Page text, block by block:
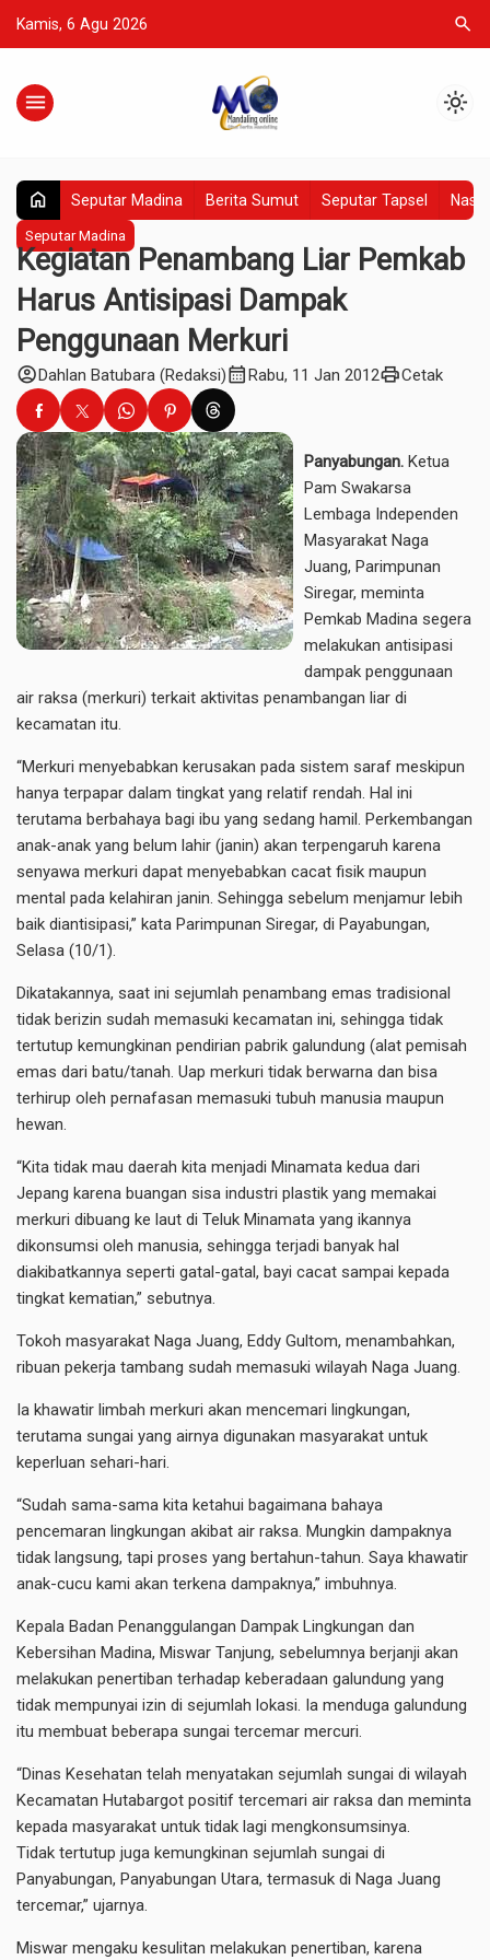
Kamis, 6 Agu 2026 search
menu light_mode
home Seputar Madina Berita Sumut Seputar Tapsel
Seputar Madina
Kegiatan Penambang Liar Pemkab
Harus Antisipasi Dampak
Penggunaan Merkuri
account_circleDahlan Batubara (Redaksi)calendar_monthRabu, 11 Jan 2012printCetak
Panyabungan. Ketua
Pam Swakarsa
Lembaga Independen
Masyarakat Naga
Juang, Parimpunan
Siregar, meminta
Pemkab Madina segera
melakukan antisipasi
dampak penggunaan
air raksa (merkuri) terkait aktivitas penambangan liar di
kecamatan itu.
“Merkuri menyebabkan kerusakan pada sistem saraf meskipun
hanya terpapar dalam tingkat yang relatif rendah. Hal ini
terutama berbahaya bagi ibu yang sedang hamil. Perkembangan
anak-anak yang belum lahir (janin) akan terpengaruh karena
senyawa merkuri dapat menyebabkan cacat fisik maupun
mental pada kelahiran janin. Sehingga sebelum menjamur lebih
baik diantisipasi,” kata Parimpunan Siregar, di Payabungan,
Selasa (10/1).
Dikatakannya, saat ini sejumlah penambang emas tradisional
tidak berizin sudah memasuki kecamatan ini, sehingga tidak
tertutup kemungkinan pendirian pabrik galundung (alat pemisah
emas dari batu/tanah. Uap merkuri tidak berwarna dan bisa
terhirup oleh pernafasan memasuki tubuh manusia maupun
hewan.
“Kita tidak mau daerah kita menjadi Minamata kedua dari
Jepang karena buangan sisa industri plastik yang memakai
merkuri dibuang ke laut di Teluk Minamata yang ikannya
dikonsumsi oleh manusia, sehingga terjadi banyak hal
diakibatkannya seperti gatal-gatal, bayi cacat sampai kepada
tingkat kematian,” sebutnya.
Tokoh masyarakat Naga Juang, Eddy Gultom, menambahkan,
ribuan pekerja tambang sudah memasuki wilayah Naga Juang.
Ia khawatir limbah merkuri akan mencemari lingkungan,
terutama sungai yang airnya digunakan masyarakat untuk
keperluan sehari-hari.
“Sudah sama-sama kita ketahui bagaimana bahaya
pencemaran lingkungan akibat air raksa. Mungkin dampaknya
tidak langsung, tapi proses yang bertahun-tahun. Saya khawatir
anak-cucu kami akan terkena dampaknya,” imbuhnya.
Kepala Badan Penanggulangan Dampak Lingkungan dan
Kebersihan Madina, Miswar Tanjung, sebelumnya berjanji akan
melakukan penertiban terhadap keberadaan galundung yang
tidak mempunyai izin di sejumlah lokasi. Ia menduga galundung
itu membuat beberapa sungai tercemar mercuri.
“Dinas Kesehatan telah menyatakan sejumlah sungai di wilayah
Kecamatan Hutabargot positif tercemari air raksa dan meminta
kepada masyarakat untuk tidak lagi mengkonsumsinya.
Tidak tertutup juga kemungkinan sejumlah sungai di
Panyabungan, Panyabungan Utara, termasuk di Naga Juang
tercemar,” ujarnya.
Miswar mengaku kesulitan melakukan penertiban, karena